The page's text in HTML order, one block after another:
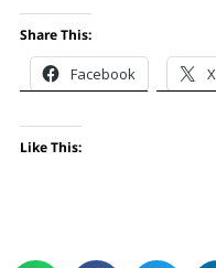
Share This:
Facebook X
Like This: